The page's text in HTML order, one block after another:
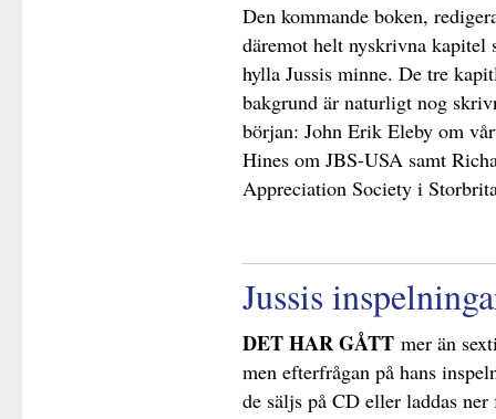
Den kommande boken,
däremot helt nyskrivna kapitel
hylla Jussis minne. De tre
bakgrund är naturligt nog
början: John Erik Eleby om
Hines om JBS-USA samt
Appreciation Society i
Jussis
DET HAR GÅTTmer än
men efterfrågan på hans
de säljs på CD eller laddas